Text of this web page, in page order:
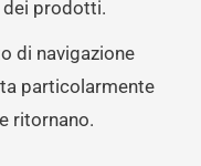
dei prodotti.
di navigazione
particolarmente
ritornano.